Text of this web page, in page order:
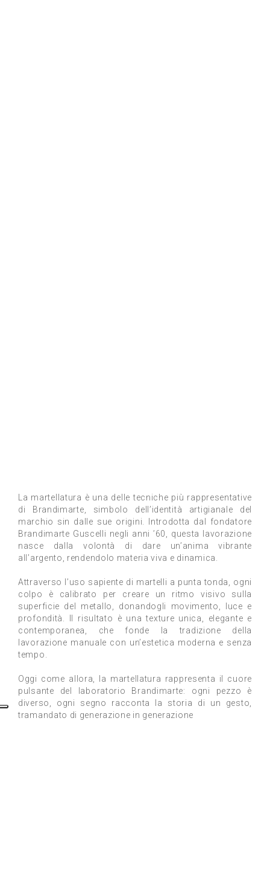
La martellatura è una delle tecniche più rappresentative
di Brandimarte, simbolo dell’identità artigianale del
marchio sin dalle sue origini. Introdotta dal fondatore
Brandimarte Guscelli negli anni ’60, questa lavorazione
nasce dalla volontà di dare un’anima vibrante
all’argento, rendendolo materia viva e dinamica.
Attraverso l’uso sapiente di martelli a punta tonda, ogni
colpo è calibrato per creare un ritmo visivo sulla
superficie del metallo, donandogli movimento, luce e
profondità. Il risultato è una texture unica, elegante e
contemporanea, che fonde la tradizione della
lavorazione manuale con un’estetica moderna e senza
tempo.
Oggi come allora, la martellatura rappresenta il cuore
pulsante del laboratorio Brandimarte: ogni pezzo è
diverso, ogni segno racconta la storia di un gesto,
tramandato di generazione in generazione